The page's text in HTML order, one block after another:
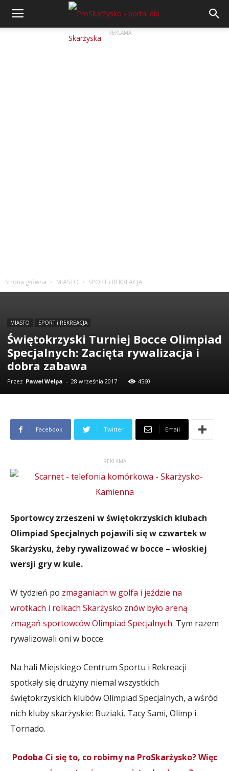
REKLAMA
Strona główna MIASTO SPORT i REKREACJA
MIASTO SPORT i REKREACJA
Świętokrzyski Turniej Bocce Olimpiad
Specjalnych: Zacięta rywalizacja i
dobra zabawa
Przez Paweł Wełpa - 28 września 2017 4560
Facebook Twitter Email
REKLAMA
Sportowcy zrzeszeni w świętokrzyskich klubach
Olimpiad Specjalnych pojawili się w czwartek w
Skarżysku, żeby rywalizować w bocce – włoskiej
wersji gry w kule.
W tydzień po zmaganiach w golfa i jeździe na
wrotkach i rolkach Skarżysko znów było areną
zmagań sportowców Olimpiad Specjalnych. Tym razem
rywalizowali oni w bocce.
Na hali Miejskiego Centrum Sportu i Rekreacji
spotkały się drużyny niemal wszystkich
świętokrzyskich klubów Olimpiad Specjalnych, a wśród
nich kluby skarżyskie: Buziaki, Tacy Sami, Olimp i
Tornado.
Podoba Ci się to, co robimy na ProSkarżysko? Więc